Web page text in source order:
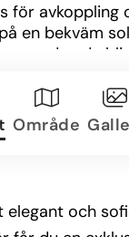
för avkoppling
en bekväm
medan du
som
eller
att servera
från
Område
och